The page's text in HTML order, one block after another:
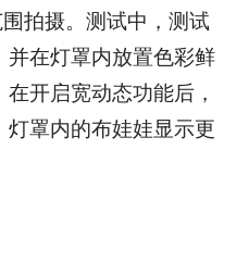
拍摄。测试中，测试
并在灯罩内放置色彩鲜
开启宽动态功能后，
罩内的布娃娃显示更